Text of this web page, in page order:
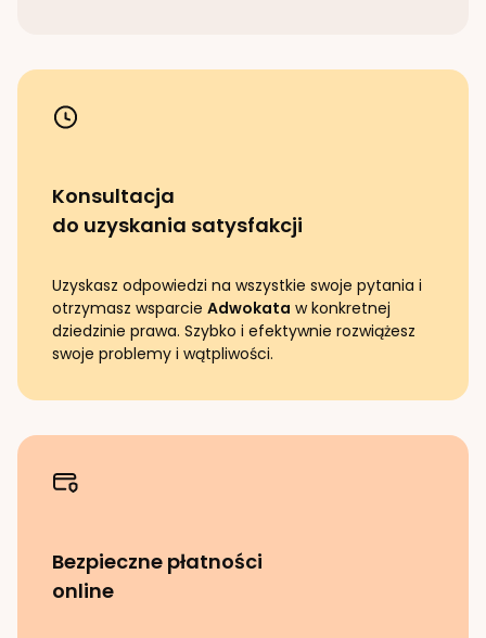
Konsultacja
do uzyskania satysfakcji
Uzyskasz odpowiedzi na wszystkie swoje pytania i
otrzymasz wsparcie Adwokata w konkretnej
dziedzinie prawa. Szybko i efektywnie rozwiążesz
swoje problemy i wątpliwości.
Bezpieczne płatności
online